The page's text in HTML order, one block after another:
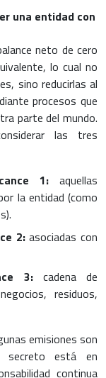
una entidad con
neto de cero
lo cual no
sino reducirlas al
procesos que
parte del mundo.
las tres
1: aquellas
la entidad (como
2:asociadas con
3:cadena de
residuos,
emisiones son
secreto está en
continua